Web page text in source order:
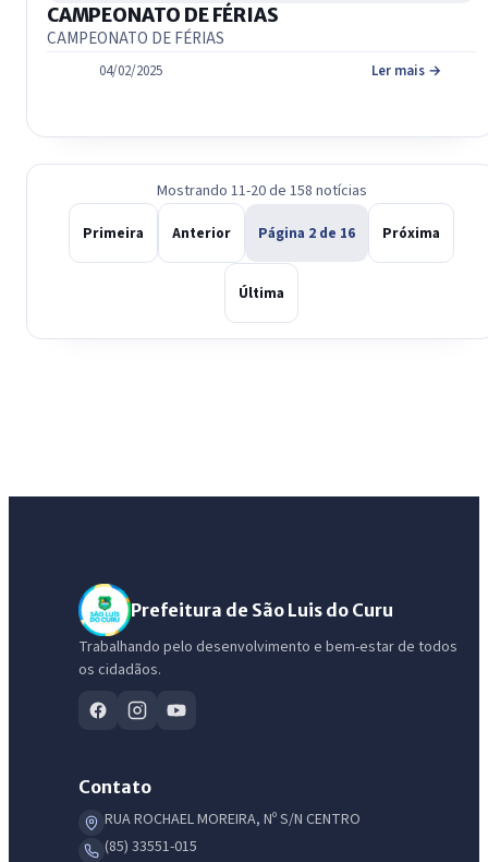
CAMPEONATO DE FÉRIAS
CAMPEONATO DE FÉRIAS
04/02/2025 Ler mais →
Mostrando 11-20 de 158 notícias
Primeira Anterior Página 2 de 16 Próxima
Última
Prefeitura de São Luis do Curu
Trabalhando pelo desenvolvimento e bem-estar de todos
os cidadãos.
Contato
RUA ROCHAEL MOREIRA, Nº S/N CENTRO
(85) 33551-015